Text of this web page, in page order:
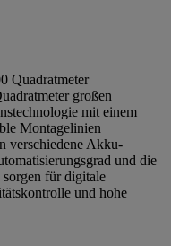
Quadratmeter
großen
mit einem
Montagelinien
verschiedene Akku-
und die
für digitale
und hohe